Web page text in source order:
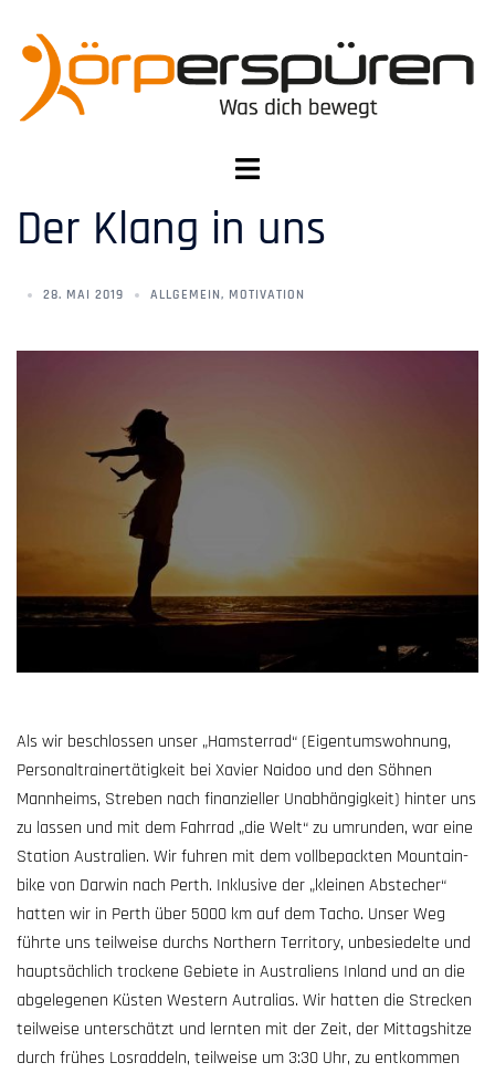
Der Klang in uns
28. MAI 2019 ALLGEMEIN, MOTIVATION
Als wir beschlossen unser „Hamsterrad“ (Eigentums­wohnung,
Personal­trainertätigkeit bei Xavier Naidoo und den Söhnen
Mannheims, Streben nach finanzieller Unabhängigkeit) hinter uns
zu lassen und mit dem Fahrrad „die Welt“ zu umrunden, war eine
Station Australien. Wir fuhren mit dem vollbepackten Mountain­
bike von Darwin nach Perth. Inklusive der „kleinen Abstecher“
hatten wir in Perth über 5000 km auf dem Tacho. Unser Weg
führte uns teilweise durchs Northern Territory, unbesiedelte und
hauptsächlich trockene Gebiete in Australiens Inland und an die
abgelegenen Küsten Western Autralias. Wir hatten die Strecken
teilweise unterschätzt und lernten mit der Zeit, der Mittagshitze
durch frühes Losraddeln, teilweise um 3:30 Uhr, zu entkommen